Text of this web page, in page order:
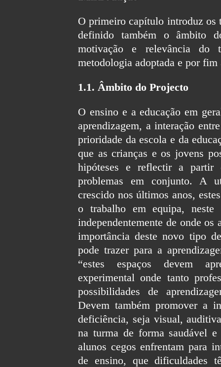
O primeiro capítulo introduz os
definido também o âmbito
motivação e relevância do
metodologia adoptada e por fim
1.1. Âmbito do Projecto
O ensino e a educação em
aprendizagem, a interação
prioridade da escola e da
que as crianças e os jovens
hipóteses e reflectir a partir
problemas em conjunto. A
crescido nos últimos anos,
o trabalho em equipa, neste
independentemente de onde
importância deste novo tipo
pode trazer para a
“estes espaços devem
experimental onde tanto
possibilidades de
Devem também promover a
deficiência, seja visual,
na turma de forma saudável
alunos cegos enfrentam para
de ensino, que dificuldades